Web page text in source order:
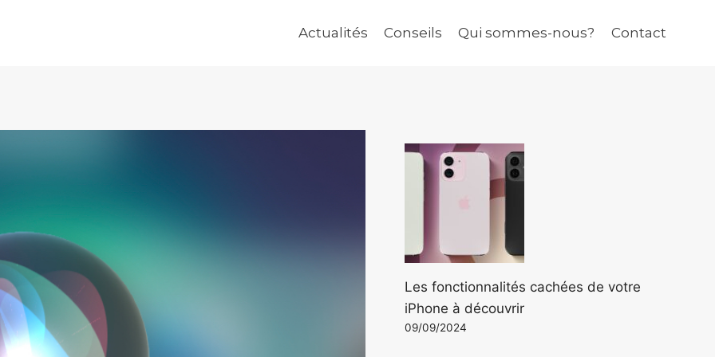
Actualités Conseils Qui sommes-nous? Contact
Les fonctionnalités cachées de votre
iPhone à découvrir
09/09/2024